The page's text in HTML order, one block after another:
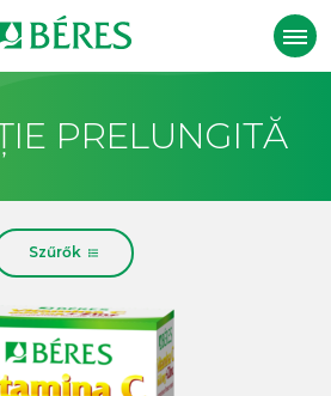
PRELUNGITĂ
Szűrők